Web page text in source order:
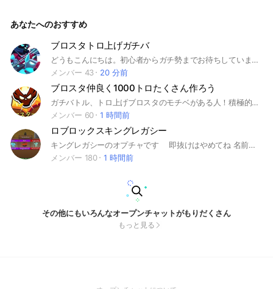
あなたへのおすすめ
ブロスタトロ上げガチバ
どうもこんにちは。初心者からガチ勢までお待ちしています。管理人も初心者なので、一緒にスキルを向上させて行きましょう！！入って来てね！！
メンバー 43
20 分前
ブロスタ仲良く1000トロたくさん作ろう
ガチバトル、トロ上げブロスタのモチベがある人！積極的な人
メンバー 60
1 時間前
ロブロックスキングレガシー
キングレガシーのオプチャです 即抜けはやめてね 名前、アイコンが下ネタの場合即蹴ります
メンバー 180
1 時間前
その他にもいろんなオープンチャットがもりだくさん
もっと見る